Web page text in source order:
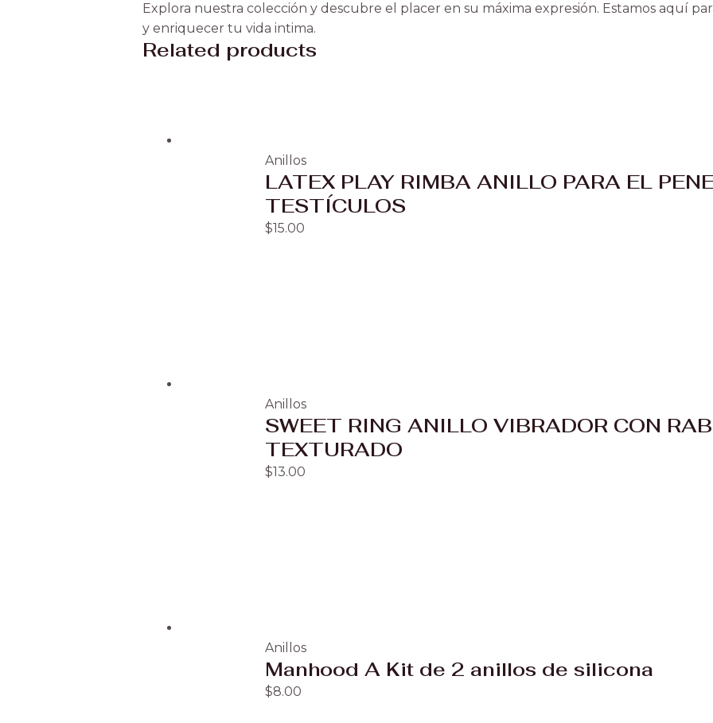
Explora nuestra colección y descubre el placer en su máxima expresión. Estamos aquí
y enriquecer tu vida intima.
Related products
Anillos
LATEX PLAY RIMBA ANILLO PARA EL
TESTÍCULOS
$15.00
Anillos
SWEET RING ANILLO VIBRADOR CON
TEXTURADO
$13.00
Anillos
Manhood A Kit de 2 anillos de silicona
$8.00